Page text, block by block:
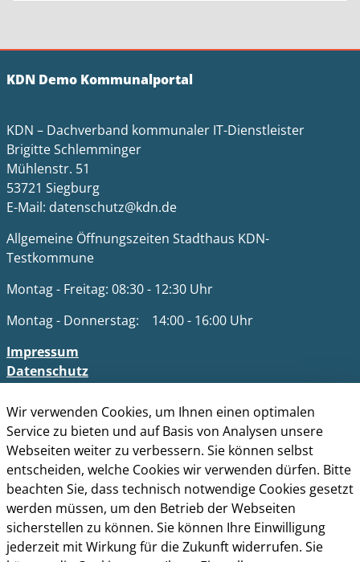
KDN Demo Kommunalportal
KDN – Dachverband kommunaler IT-Dienstleister
Brigitte Schlemminger
Mühlenstr. 51
53721 Siegburg
E-Mail: datenschutz@kdn.de
Allgemeine Öffnungszeiten Stadthaus KDN-
Testkommune
Montag - Freitag: 08:30 - 12:30 Uhr
Montag - Donnerstag: 14:00 - 16:00 Uhr
Impressum
Datenschutz
Kontakt
Cookie-Richtlinie
Wir verwenden Cookies, um Ihnen einen optimalen
Service zu bieten und auf Basis von Analysen unsere
Webseiten weiter zu verbessern. Sie können selbst
entscheiden, welche Cookies wir verwenden dürfen. Bitte
beachten Sie, dass technisch notwendige Cookies gesetzt
werden müssen, um den Betrieb der Webseiten
sicherstellen zu können. Sie können Ihre Einwilligung
jederzeit mit Wirkung für die Zukunft widerrufen. Sie